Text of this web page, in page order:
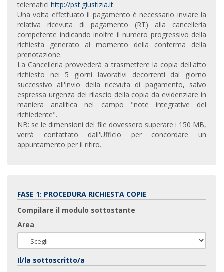
telematici http://pst.giustizia.it.
Una volta effettuato il pagamento è necessario inviare la
relativa ricevuta di pagamento (RT) alla cancelleria
competente indicando inoltre il numero progressivo della
richiesta generato al momento della conferma della
prenotazione.
La Cancelleria provvederà a trasmettere la copia dell'atto
richiesto nei 5 giorni lavorativi decorrenti dal giorno
successivo all'invio della ricevuta di pagamento, salvo
espressa urgenza del rilascio della copia da evidenziare in
maniera analitica nel campo "note integrative del
richiedente".
NB: se le dimensioni del file dovessero superare i 150 MB,
verrà contattato dall'Ufficio per concordare un
appuntamento per il ritiro.
FASE 1: PROCEDURA RICHIESTA COPIE
Compilare il modulo sottostante
Area
Il/la sottoscritto/a